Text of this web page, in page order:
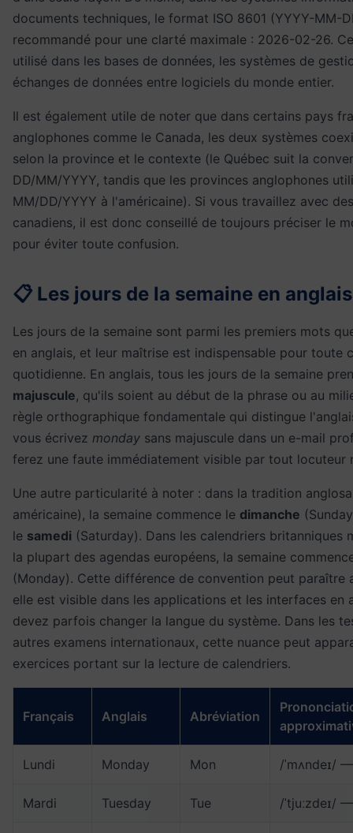
documents techniques, le format ISO 8601 (YYYY-MM-
recommandé pour une clarté maximale : 2026-02-26.
utilisé dans les bases de données, les systèmes de
échanges de données entre logiciels du monde entier.
Il est également utile de noter que dans certains pays
anglophones comme le Canada, les deux systèmes
selon la province et le contexte (le Québec suit la
DD/MM/YYYY, tandis que les provinces anglophones
MM/DD/YYYY à l'américaine). Si vous travaillez avec
canadiens, il est donc conseillé de toujours préciser le
pour éviter toute confusion.
📋 Les jours de la semaine en anglais
Les jours de la semaine sont parmi les premiers mots
en anglais, et leur maîtrise est indispensable pour toute
quotidienne. En anglais, tous les jours de la semaine
majuscule, qu'ils soient au début de la phrase ou au
règle orthographique fondamentale qui distingue
vous écrivez monday sans majuscule dans un e-mail
ferez une faute immédiatement visible par tout locuteur
Une autre particularité à noter : dans la tradition
américaine), la semaine commence le dimanche
le samedi (Saturday). Dans les calendriers britanniques
la plupart des agendas européens, la semaine
(Monday). Cette différence de convention peut paraître
elle est visible dans les applications et les interfaces en
devez parfois changer la langue du système. Dans les
autres examens internationaux, cette nuance peut
exercices portant sur la lecture de calendriers.
Français Anglais Abréviation
Lundi Monday Mon /ˈmʌndeɪ/
Mardi Tuesday Tue /ˈtjuːzdeɪ/